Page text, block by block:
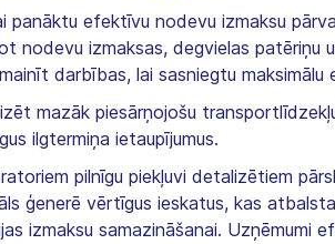
panāktu efektīvu nodevu izmaksu
nodevu izmaksas, degvielas patēriņu
darbības, lai sasniegtu
mazāk piesārņojošu
ilgtermiņa ietaupījumus.
pilnīgu piekļuvi detalizētiem
ģenerē vērtīgus ieskatus, kas
izmaksu samazināšanai. Uzņēmumi